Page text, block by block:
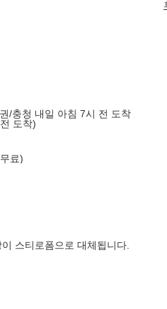
/충청 내일 아침 7시 전 도착
도착)
료)
스티로폼으로 대체됩니다.